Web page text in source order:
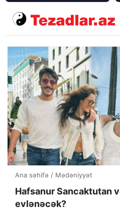
Ana səhifə / Mədəniyyət
Hafsanur Sancaktutan
evlənəcək?